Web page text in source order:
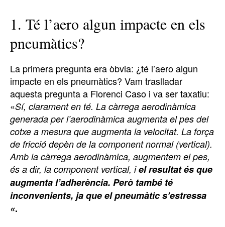
1. Té l’aero algun impacte en els
pneumàtics?
La primera pregunta era òbvia: ¿té l’aero algun
impacte en els pneumàtics? Vam traslladar
aquesta pregunta a Florenci Caso i va ser taxatiu:
«Sí, clarament en té. La càrrega aerodinàmica
generada per l’aerodinàmica augmenta el pes del
cotxe a mesura que augmenta la velocitat. La força
de fricció depèn de la component normal (vertical).
Amb la càrrega aerodinàmica, augmentem el pes,
és a dir, la component vertical, iel resultat és que
augmenta l’adherència. Però també té
inconvenients, ja que el pneumàtic s’estressa
«.